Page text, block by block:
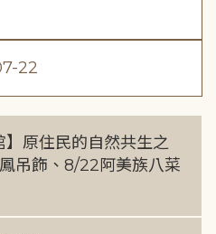
22
】原住民的自然共生之
吊飾、8/22阿美族八菜